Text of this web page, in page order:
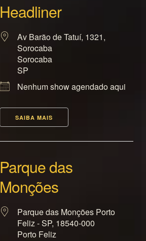
Headliner
Av Barão de Tatuí, 1321,
Sorocaba
Sorocaba
SP
Nenhum show agendado aqui
SAIBA MAIS
Parque das
Monções
Parque das Monções Porto
Feliz - SP, 18540-000
Porto Feliz